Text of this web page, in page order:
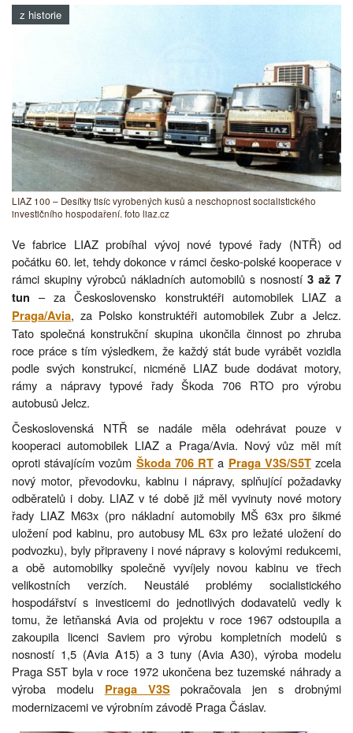
z historie
LIAZ 100 – Desítky tisíc vyrobených kusů a neschopnost socialistického
investičního hospodaření. foto liaz.cz
Ve fabrice LIAZ probíhal vývoj nové typové řady (NTŘ) od
počátku 60. let, tehdy dokonce v rámci česko-polské kooperace v
rámci skupiny výrobců nákladních automobilů s nosností 3 až 7
tun – za Československo konstruktéři automobilek LIAZ a
Praga/Avia, za Polsko konstruktéři automobilek Zubr a Jelcz.
Tato společná konstrukční skupina ukončila činnost po zhruba
roce práce s tím výsledkem, že každý stát bude vyrábět vozidla
podle svých konstrukcí, nicméně LIAZ bude dodávat motory,
rámy a nápravy typové řady Škoda 706 RTO pro výrobu
autobusů Jelcz.
Československá NTŘ se nadále měla odehrávat pouze v
kooperaci automobilek LIAZ a Praga/Avia. Nový vůz měl mít
oproti stávajícím vozům Škoda 706 RT a Praga V3S/S5Tzcela
nový motor, převodovku, kabinu i nápravy, splňující požadavky
odběratelů i doby. LIAZ v té době již měl vyvinuty nové motory
řady LIAZ M63x (pro nákladní automobily MŠ 63x pro šikmé
uložení pod kabinu, pro autobusy ML 63x pro ležaté uložení do
podvozku), byly připraveny i nové nápravy s kolovými redukcemi,
a obě automobilky společně vyvíjely novou kabinu ve třech
velikostních verzích. Neustálé problémy socialistického
hospodářství s investicemi do jednotlivých dodavatelů vedly k
tomu, že letňanská Avia od projektu v roce 1967 odstoupila a
zakoupila licenci Saviem pro výrobu kompletních modelů s
nosností 1,5 (Avia A15) a 3 tuny (Avia A30), výroba modelu
Praga S5T byla v roce 1972 ukončena bez tuzemské náhrady a
výroba modelu Praga V3Spokračovala jen s drobnými
modernizacemi ve výrobním závodě Praga Čáslav.